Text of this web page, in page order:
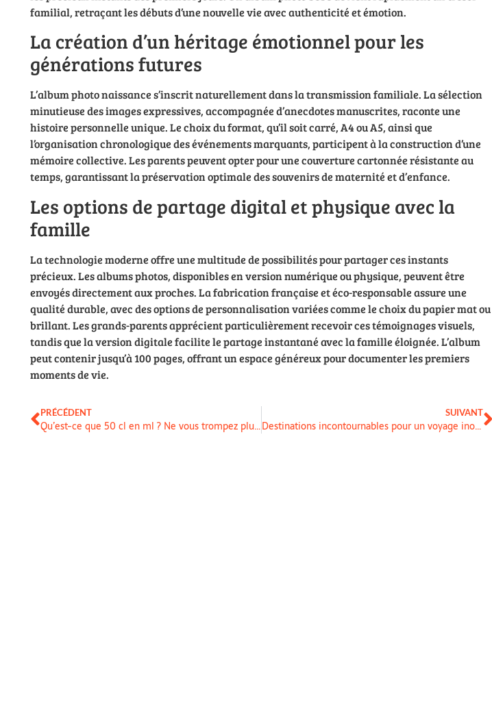
familial, retraçant les débuts d’une nouvelle vie avec authenticité et émotion.
La création d’un héritage émotionnel pour les
générations futures
L’album photo naissance s’inscrit naturellement dans la transmission familiale. La sélection
minutieuse des images expressives, accompagnée d’anecdotes manuscrites, raconte une
histoire personnelle unique. Le choix du format, qu’il soit carré, A4 ou A5, ainsi que
l’organisation chronologique des événements marquants, participent à la construction d’une
mémoire collective. Les parents peuvent opter pour une couverture cartonnée résistante au
temps, garantissant la préservation optimale des souvenirs de maternité et d’enfance.
Les options de partage digital et physique avec la
famille
La technologie moderne offre une multitude de possibilités pour partager ces instants
précieux. Les albums photos, disponibles en version numérique ou physique, peuvent être
envoyés directement aux proches. La fabrication française et éco-responsable assure une
qualité durable, avec des options de personnalisation variées comme le choix du papier mat ou
brillant. Les grands-parents apprécient particulièrement recevoir ces témoignages visuels,
tandis que la version digitale facilite le partage instantané avec la famille éloignée. L’album
peut contenir jusqu’à 100 pages, offrant un espace généreux pour documenter les premiers
moments de vie.
PRÉCÉDENT
Qu’est-ce que 50 cl en ml ? Ne vous trompez plus dans vos mesures de volume
SUIVANT
Destinations incontournables pour un voyage inoubliable vers les Caraibes